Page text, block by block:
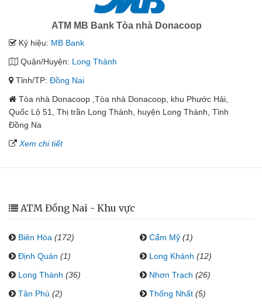
ATM MB Bank Tòa nhà Donacoop
Ký hiệu: MB Bank
Quận/Huyện: Long Thành
Tỉnh/TP: Đồng Nai
Tòa nhà Donacoop ,Tòa nhà Donacoop, khu Phước Hải,
Quốc Lộ 51, Thị trần Long Thành, huyện Long Thành, Tỉnh
Đồng Na
Xem chi tiết
ATM Đồng Nai - Khu vực
Biên Hòa (172) Cẩm Mỹ (1)
Định Quán (1) Long Khánh (12)
Long Thành (36) Nhơn Trạch (26)
Tân Phú (2) Thống Nhất (5)